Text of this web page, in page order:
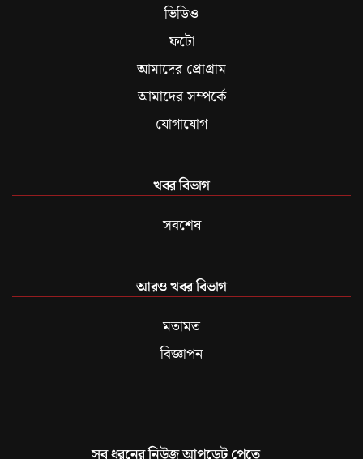
ভিডিও
ফটো
আমাদের প্রোগ্রাম
আমাদের সম্পর্কে
যোগাযোগ
খবর বিভাগ
সবশেষ
আরও খবর বিভাগ
মতামত
বিজ্ঞাপন